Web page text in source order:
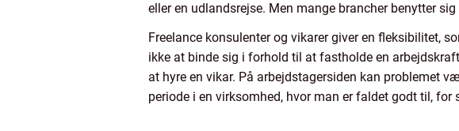
eller en udlandsrejse. Men mange brancher benytter
Freelance konsulenter og vikarer giver en fleksibilitet,
ikke at binde sig i forhold til at fastholde en
at hyre en vikar. På arbejdstagersiden kan problemet
periode i en virksomhed, hvor man er faldet godt til, for